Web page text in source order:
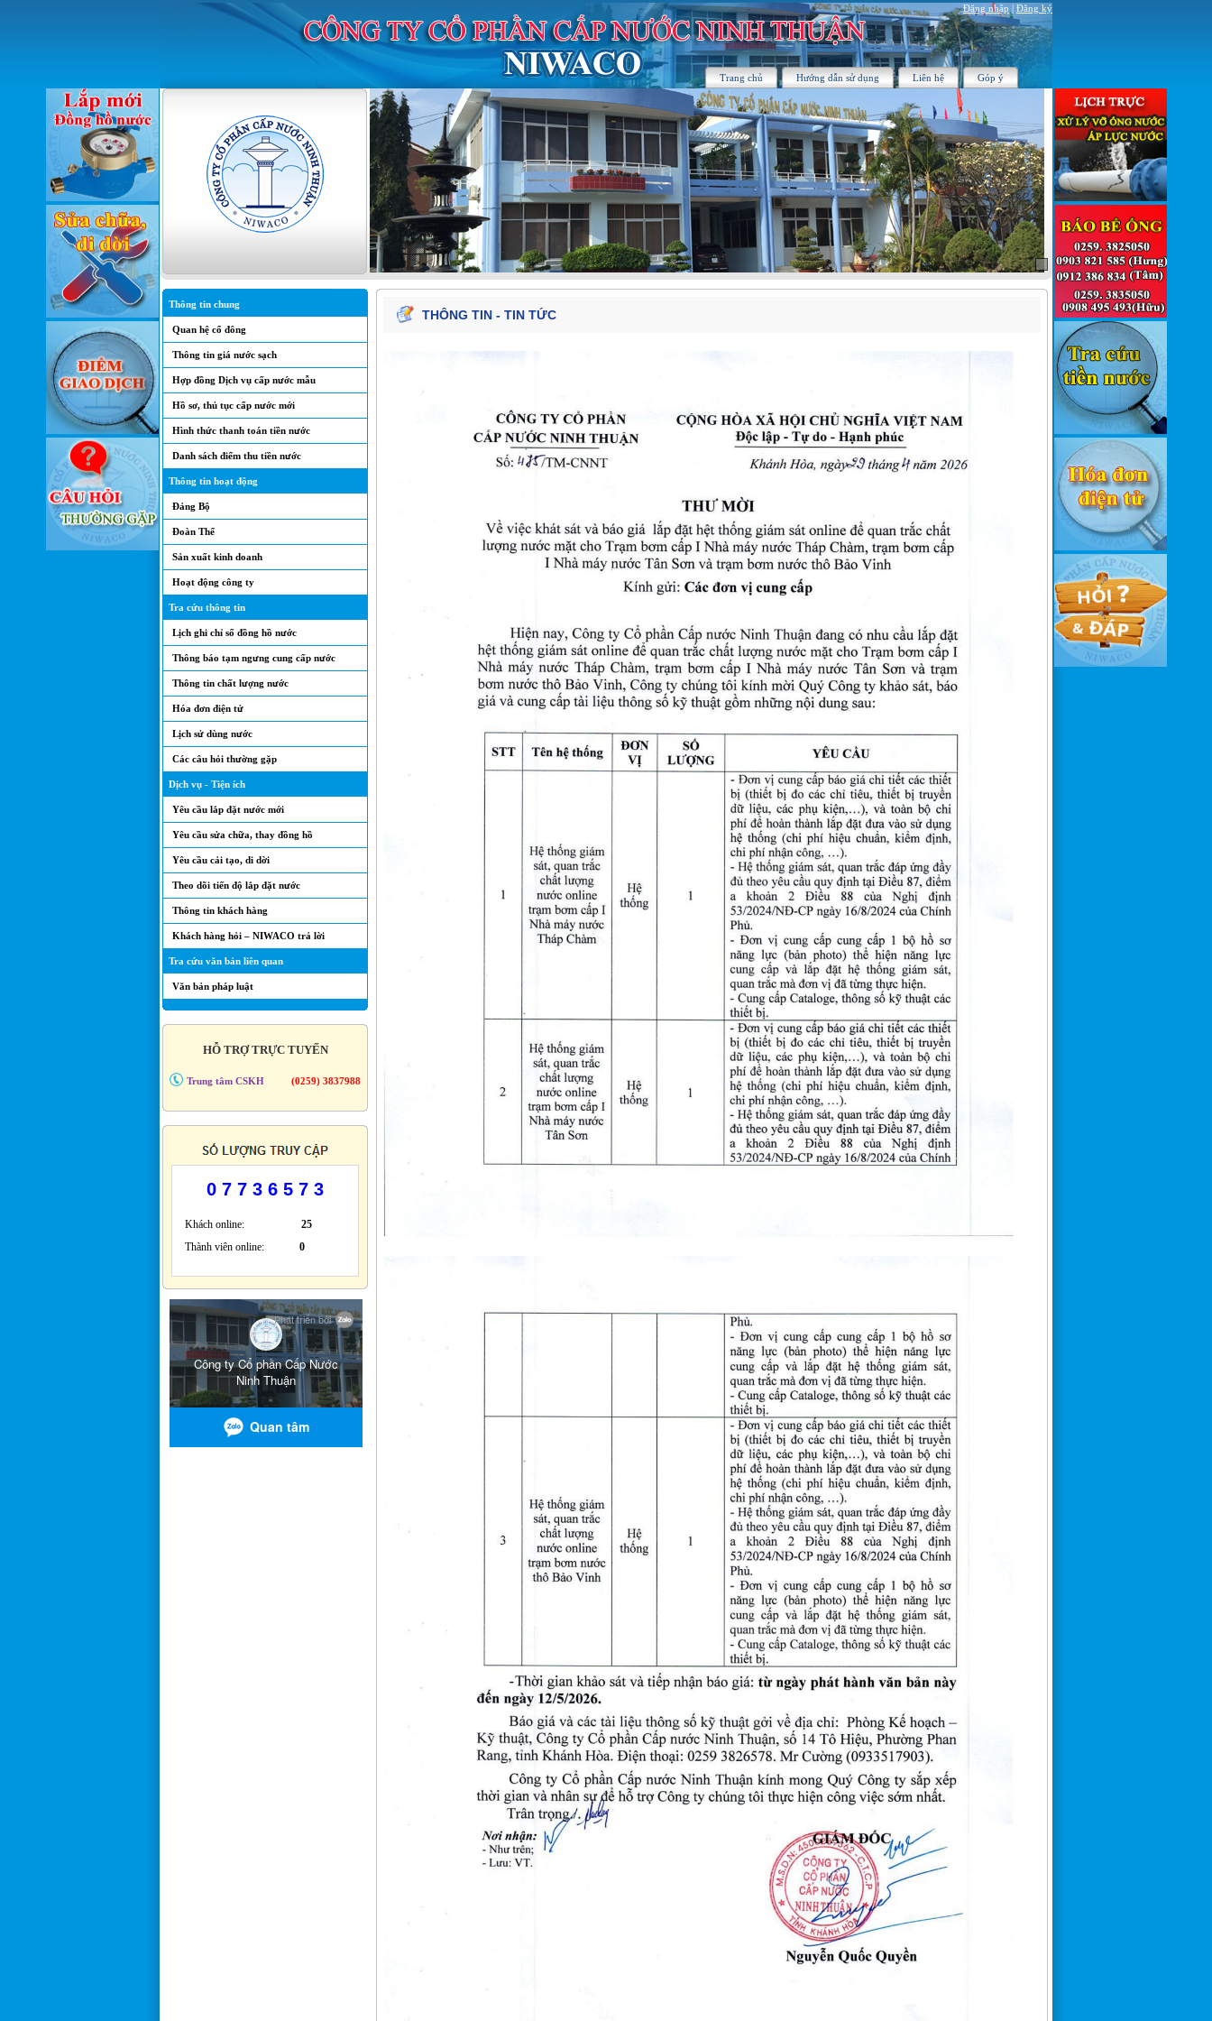
Đăng nhập | Đăng ký
Trang chủ Hướng dẫn sử dụng Liên hệ Góp ý
Thông tin chung
Quan hệ cổ đông
Thông tin giá nước sạch
Hợp đồng Dịch vụ cấp nước mẫu
Hồ sơ, thủ tục cấp nước mới
Hình thức thanh toán tiền nước
Danh sách điểm thu tiền nước
Thông tin hoạt động
Đảng Bộ
Đoàn Thể
Sản xuất kinh doanh
Hoạt động công ty
Tra cứu thông tin
Lịch ghi chỉ số đồng hồ nước
Thông báo tạm ngưng cung cấp nước
Thông tin chất lượng nước
Hóa đơn điện tử
Lịch sử dùng nước
Các câu hỏi thường gặp
Dịch vụ - Tiện ích
Yêu cầu lắp đặt nước mới
Yêu cầu sửa chữa, thay đồng hồ
Yêu cầu cải tạo, di dời
Theo dõi tiến độ lắp đặt nước
Thông tin khách hàng
Khách hàng hỏi – NIWACO trả lời
Tra cứu văn bản liên quan
Văn bản pháp luật
HỖ TRỢ TRỰC TUYẾN
Trung tâm CSKH (0259) 3837988
0 7 7 3 6 5 7 3
Khách online: 25
Thành viên online: 0
THÔNG TIN - TIN TỨC